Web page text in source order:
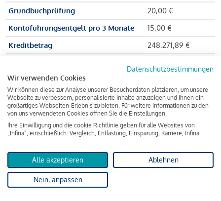
Grundbuchprüfung
20,00 €
Kontoführungsentgelt pro 3 Monate
15,00 €
Kreditbetrag
248.271,89 €
Zu zahlender Gesamtbetrag
Kreditvermittler
INFINA Credit
Broker GmbH
von 237.000 Euro ausgezahlt, um die Wohnung zu kaufen.
Darüber hinaus fallen aber noch einige Gebühren an (z. B. die
Grundbucheintragungsgebühr), sodass die Bank den
Datenschutzbestimmungen
Wir verwenden Cookies
Wir können diese zur Analyse unserer Besucherdaten platzieren, um unsere
Webseite zu verbessern, personalisierte Inhalte anzuzeigen und Ihnen ein
großartiges Webseiten-Erlebnis zu bieten. Für weitere Informationen zu den
von uns verwendeten Cookies öffnen Sie die Einstellungen.
Ihre Einwilligung und die cookie Richtlinie gelten für alle Websites von
„Infina“, einschließlich: Vergleich, Entlastung, Einsparung, Karriere, Infina.
Alle akzeptieren Ablehnen
Nein, anpassen